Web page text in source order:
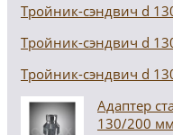
Тройник-сэндвич d
Тройник-сэндвич d
Тройник-сэндвич d
Адаптер
130/200